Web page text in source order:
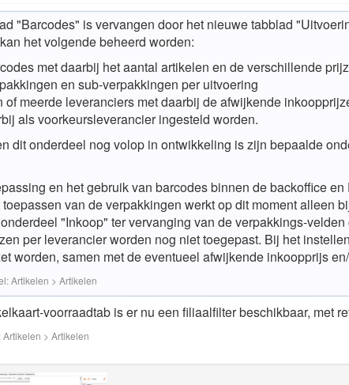
"Barcodes" is vervangen door het nieuwe tabblad
het volgende beheerd worden:
met daarbij het aantal artikelen en de verschillende
en sub-verpakkingen per uitvoering
of meerde leveranciers met daarbij de afwijkende
als voorkeursleverancier ingesteld worden.
dit onderdeel nog volop in ontwikkeling is zijn bepaalde
en het gebruik van barcodes binnen de backoffice
toepassen van de verpakkingen werkt op dit moment alleen
"Inkoop" ter vervanging van de verpakkings-
per leverancier worden nog niet toegepast. Bij het
worden, samen met de eventueel afwijkende inkoopprijs
Artikelen > Artikelen
voorraadtab is er nu een filiaalfilter beschikbaar, met
> Artikelen